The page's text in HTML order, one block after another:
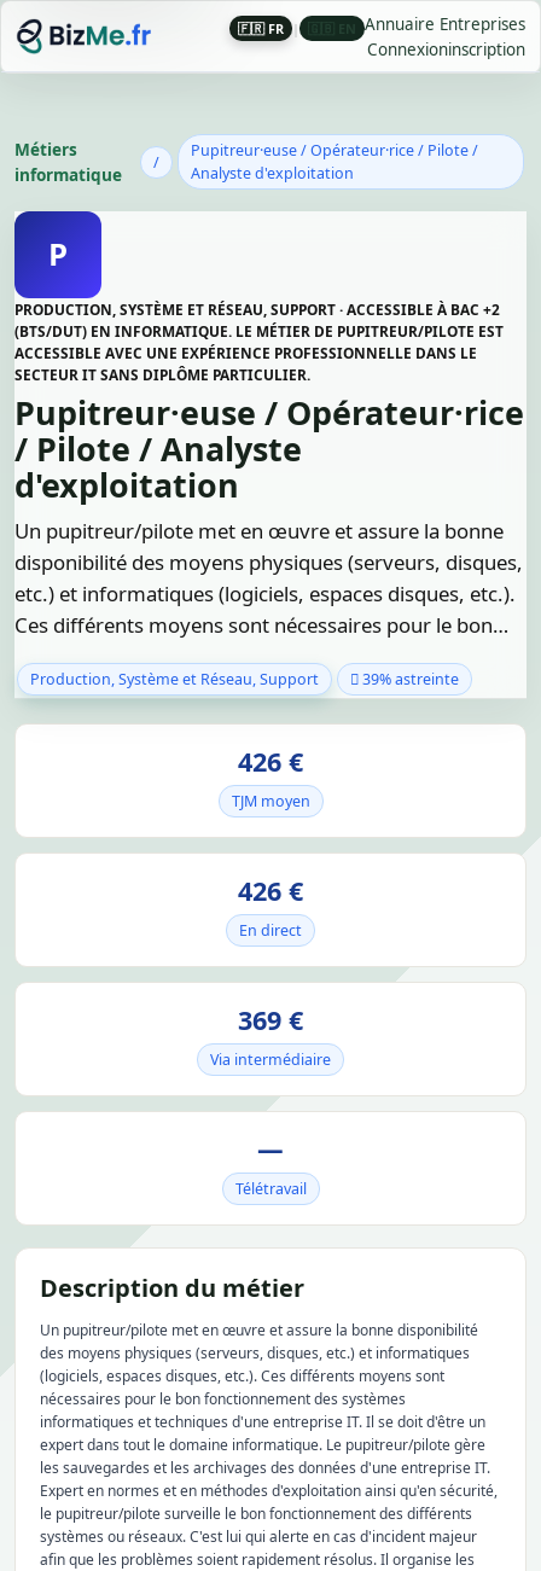
🇫🇷 FR |
Annuaire Entreprises
Connexioninscription
Métiers
informatique
/
Pupitreur·euse / Opérateur·rice / Pilote /
Analyste d'exploitation
P
PRODUCTION, SYSTÈME ET RÉSEAU, SUPPORT · ACCESSIBLE À BAC +2
(BTS/DUT) EN INFORMATIQUE. LE MÉTIER DE PUPITREUR/PILOTE EST
ACCESSIBLE AVEC UNE EXPÉRIENCE PROFESSIONNELLE DANS LE
SECTEUR IT SANS DIPLÔME PARTICULIER.
Pupitreur·euse / Opérateur·rice
/ Pilote / Analyste
d'exploitation
Un pupitreur/pilote met en œuvre et assure la bonne
disponibilité des moyens physiques (serveurs, disques,
etc.) et informatiques (logiciels, espaces disques, etc.).
Ces différents moyens sont nécessaires pour le bon…
Production, Système et Réseau, Support 39% astreinte
426 €
TJM moyen
426 €
En direct
369 €
Via intermédiaire
—
Télétravail
Description du métier
Un pupitreur/pilote met en œuvre et assure la bonne disponibilité
des moyens physiques (serveurs, disques, etc.) et informatiques
(logiciels, espaces disques, etc.). Ces différents moyens sont
nécessaires pour le bon fonctionnement des systèmes
informatiques et techniques d'une entreprise IT. Il se doit d'être un
expert dans tout le domaine informatique. Le pupitreur/pilote gère
les sauvegardes et les archivages des données d'une entreprise IT.
Expert en normes et en méthodes d'exploitation ainsi qu'en sécurité,
le pupitreur/pilote surveille le bon fonctionnement des différents
systèmes ou réseaux. C'est lui qui alerte en cas d'incident majeur
afin que les problèmes soient rapidement résolus. Il organise les